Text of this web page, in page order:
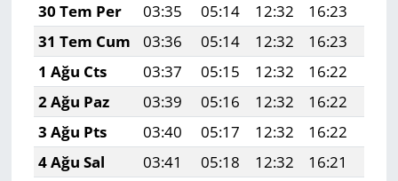
30 Tem Per
03:35 05:14 12:32 16:23
31 Tem Cum
03:36 05:14 12:32 16:23
1 Ağu Cts
03:37 05:15 12:32 16:22
2 Ağu Paz
03:39 05:16 12:32 16:22
3 Ağu Pts
03:40 05:17 12:32 16:22
4 Ağu Sal
03:41 05:18 12:32 16:21